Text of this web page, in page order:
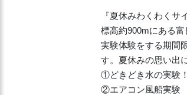
『夏休みわくわくサ
標高約900mにある
実験体験をする期間
す。夏休みの思い出
①どきどき水の実験！
②エアコン風船実験